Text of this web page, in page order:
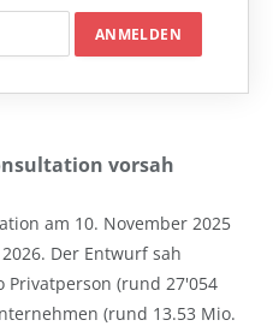
vorsah
am 10. November 2025
Der Entwurf sah
Privatperson (rund 27'054
(rund 13.53 Mio.